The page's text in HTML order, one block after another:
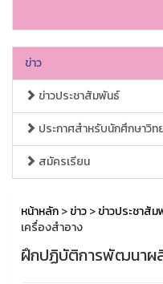
ข่าว
ข่าวประชาสัมพันธ์
ประกาศสำหรับนักศึกษาวิ
สมัครเรียน
หน้าหลัก>ข่าว>ข่าวประชาสั
เครื่องสำอาง
ฝึกปฏิบัติการพัฒนาผ